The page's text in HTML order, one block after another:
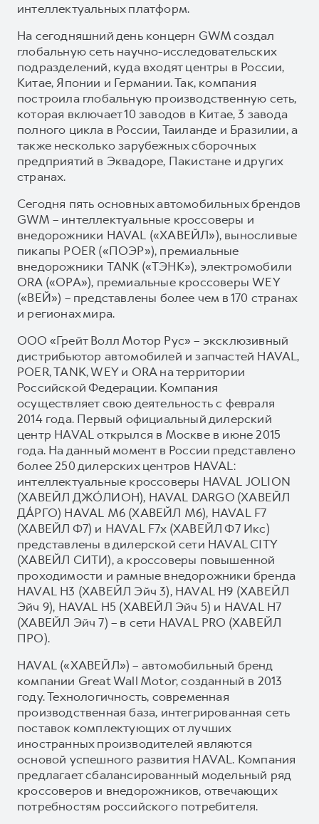
интеллектуальных платформ.
На сегодняшний день концерн GWM создал
глобальную сеть научно-исследовательских
подразделений, куда входят центры в России,
Китае, Японии и Германии. Так, компания
построила глобальную производственную сеть,
которая включает 10 заводов в Китае, 3 завода
полного цикла в России, Таиланде и Бразилии, а
также несколько зарубежных сборочных
предприятий в Эквадоре, Пакистане и других
странах.
Сегодня пять основных автомобильных брендов
GWM – интеллектуальные кроссоверы и
внедорожники HAVAL («ХАВЕЙЛ»), выносливые
пикапы POER («ПОЭР»), премиальные
внедорожники TANK («ТЭНК»), электромобили
ORA («ОРА»), премиальные кроссоверы WEY
(«ВЕЙ») – представлены более чем в 170 странах
и регионах мира.
ООО «Грейт Волл Мотор Рус» – эксклюзивный
дистрибьютор автомобилей и запчастей HAVAL,
POER, TANK, WEY и ORA на территории
Российской Федерации. Компания
осуществляет свою деятельность с февраля
2014 года. Первый официальный дилерский
центр HAVAL открылся в Москве в июне 2015
года. На данный момент в России представлено
более 250 дилерских центров HAVAL:
интеллектуальные кроссоверы HAVAL JOLION
(ХАВЕЙЛ ДЖО́ЛИОН), HAVAL DARGO (ХАВЕЙЛ
ДА́РГО) HAVAL М6 (ХАВЕЙЛ M6), HAVAL F7
(ХАВЕЙЛ Ф7) и HAVAL F7x (ХАВЕЙЛ Ф7 Икс)
представлены в дилерской сети HAVAL CITY
(ХАВЕЙЛ СИТИ), а кроссоверы повышенной
проходимости и рамные внедорожники бренда
HAVAL H3 (ХАВЕЙЛ Эйч 3), HAVAL H9 (ХАВЕЙЛ
Эйч 9), HAVAL H5 (ХАВЕЙЛ Эйч 5) и HAVAL H7
(ХАВЕЙЛ Эйч 7) – в сети HAVAL PRO (ХАВЕЙЛ
ПРО).
HAVAL («ХАВЕЙЛ») – автомобильный бренд
компании Great Wall Motor, созданный в 2013
году. Технологичность, современная
производственная база, интегрированная сеть
поставок комплектующих от лучших
иностранных производителей являются
основой успешного развития HAVAL. Компания
предлагает сбалансированный модельный ряд
кроссоверов и внедорожников, отвечающих
потребностям российского потребителя.